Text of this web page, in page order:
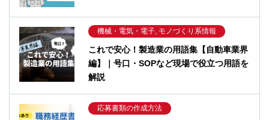
機械・電気・電子, モノづくり系情報
これで安心！製造業の用語集【自動車業界
編】｜号口・SOPなど現場で役立つ用語を
解説
応募書類の作成方法